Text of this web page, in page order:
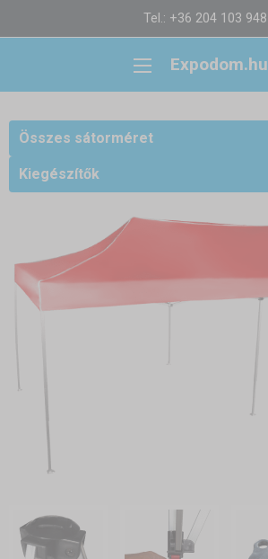
Tel.: +36 204 103 948
Expodom.hu
Összes sátorméret
Kiegészítők